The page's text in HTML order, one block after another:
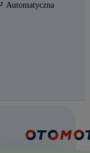
Automatyczna